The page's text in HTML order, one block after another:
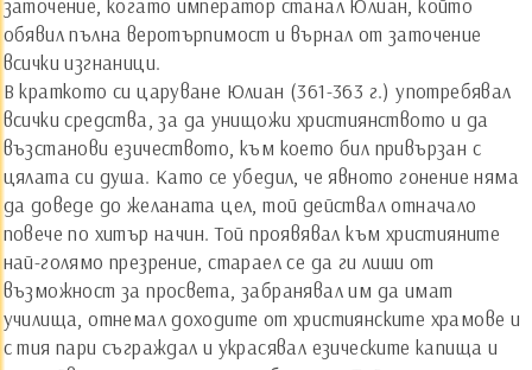
обявил пълна веротърпимост и върнал от заточение
всички изгнаници.
В краткото си царуване Юлиан (361-363 г.) употребявал
всички средства, за да унищожи християнството и да
възстанови езичеството, към което бил привързан с
цялата си душа. Като се убедил, че явното гонение няма
да доведе до желаната цел, той действал отначало
повече по хитър начин. Той проявявал към християните
най-голямо презрение, стараел се да ги лиши от
възможност за просвета, забранявал им да имат
училища, отнемал доходите от християнските храмове и
с тия пари съграждал и украсявал езическите капища и